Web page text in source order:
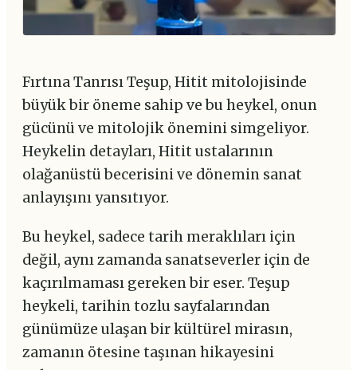
Fırtına Tanrısı Teşup, Hitit mitolojisinde
büyük bir öneme sahip ve bu heykel, onun
gücünü ve mitolojik önemini simgeliyor.
Heykelin detayları, Hitit ustalarının
olağanüstü becerisini ve dönemin sanat
anlayışını yansıtıyor.
Bu heykel, sadece tarih meraklıları için
değil, aynı zamanda sanatseverler için de
kaçırılmaması gereken bir eser. Teşup
heykeli, tarihin tozlu sayfalarından
günümüze ulaşan bir kültürel mirasın,
zamanın ötesine taşınan hikayesini